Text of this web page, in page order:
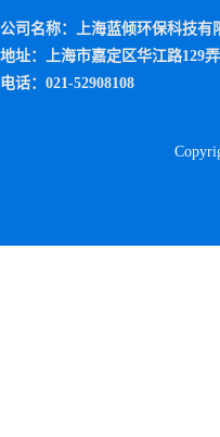
公司名称：上海蓝倾环保科技有
地址：上海市嘉定区华江路129
电话：021-52908108